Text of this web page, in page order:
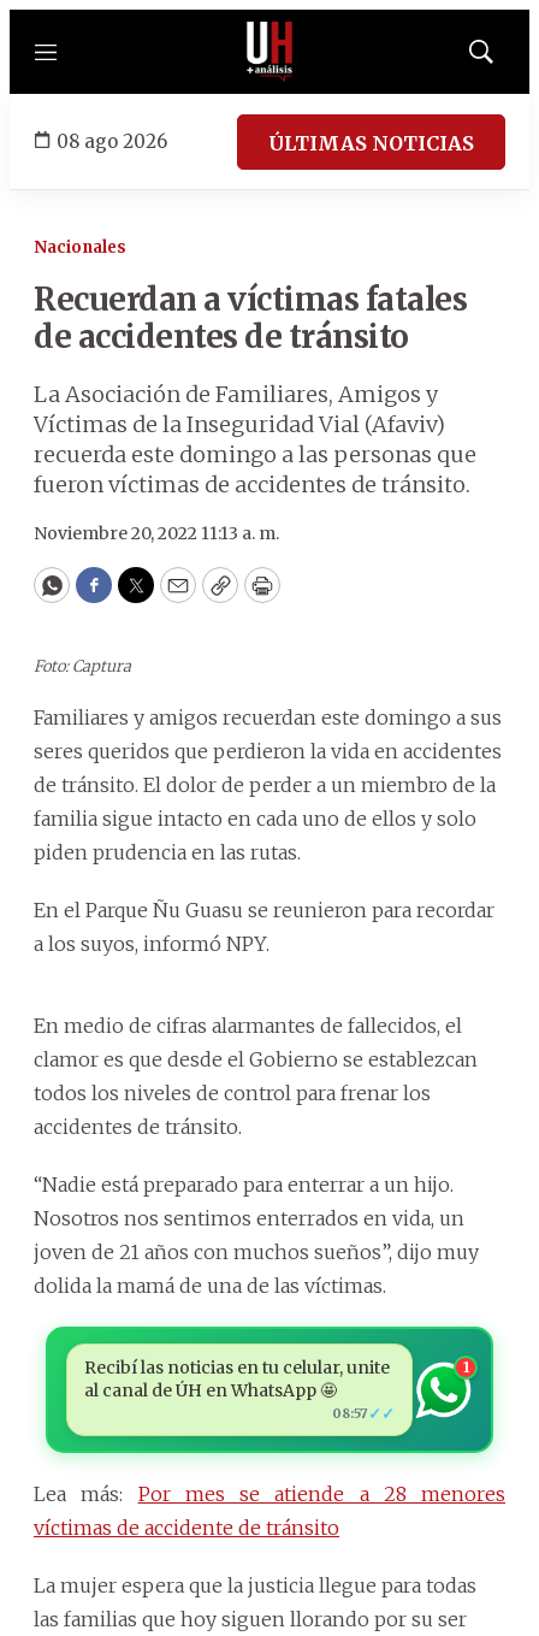
Menú
Mostrar
08 ago 2026 ÚLTIMAS NOTICIAS
Nacionales
Recuerdan a víctimas fatales
de accidentes de tránsito
La Asociación de Familiares, Amigos y
Víctimas de la Inseguridad Vial (Afaviv)
recuerda este domingo a las personas que
fueron víctimas de accidentes de tránsito.
Noviembre 20, 2022 11:13 a. m.
WhatsApp
Facebook
Twitter
EmailCopyPrint
Foto: Captura
Familiares y amigos recuerdan este domingo a sus
seres queridos que perdieron la vida en accidentes
de tránsito. El dolor de perder a un miembro de la
familia sigue intacto en cada uno de ellos y solo
piden prudencia en las rutas.
En el Parque Ñu Guasu se reunieron para recordar
a los suyos, informó NPY.
En medio de cifras alarmantes de fallecidos, el
clamor es que desde el Gobierno se establezcan
todos los niveles de control para frenar los
accidentes de tránsito.
“Nadie está preparado para enterrar a un hijo.
Nosotros nos sentimos enterrados en vida, un
joven de 21 años con muchos sueños”, dijo muy
dolida la mamá de una de las víctimas.
Recibí las noticias en tu celular, unite
al canal de ÚH en WhatsApp 🤩
08:57 ✓✓
1
Lea más: Por mes se atiende a 28 menores
víctimas de accidente de tránsito
La mujer espera que la justicia llegue para todas
las familias que hoy siguen llorando por su ser